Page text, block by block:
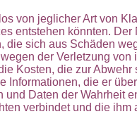
von jeglicher Art von
entstehen könnten.
die sich aus Schäden
der Verletzung
Kosten, die zur
Informationen, die er
Daten der Wahrheit
verbindet und die